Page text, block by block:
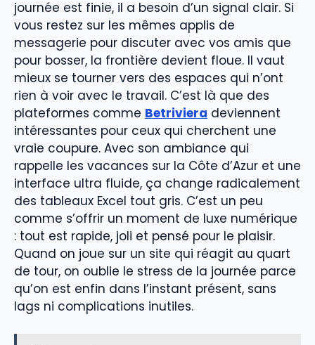
journée est finie, il a besoin d’un signal clair. Si
vous restez sur les mêmes applis de
messagerie pour discuter avec vos amis que
pour bosser, la frontière devient floue. Il vaut
mieux se tourner vers des espaces qui n’ont
rien à voir avec le travail. C’est là que des
plateformes comme Betriviera deviennent
intéressantes pour ceux qui cherchent une
vraie coupure. Avec son ambiance qui
rappelle les vacances sur la Côte d’Azur et une
interface ultra fluide, ça change radicalement
des tableaux Excel tout gris. C’est un peu
comme s’offrir un moment de luxe numérique
: tout est rapide, joli et pensé pour le plaisir.
Quand on joue sur un site qui réagit au quart
de tour, on oublie le stress de la journée parce
qu’on est enfin dans l’instant présent, sans
lags ni complications inutiles.